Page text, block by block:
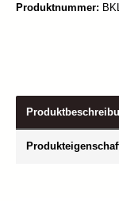
Produktnummer: